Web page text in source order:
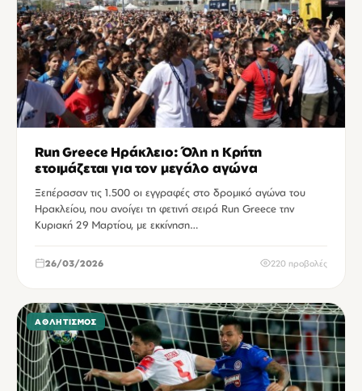
Run Greece Ηράκλειο: Όλη η Κρήτη
ετοιμάζεται για τον μεγάλο αγώνα
Ξεπέρασαν τις 1.500 οι εγγραφές στο δρομικό αγώνα του
Ηρακλείου, που ανοίγει τη φετινή σειρά Run Greece την
Κυριακή 29 Μαρτίου, με εκκίνηση…
26/03/2026 220 προβολές
ΑΘΛΗΤΙΣΜΌΣ